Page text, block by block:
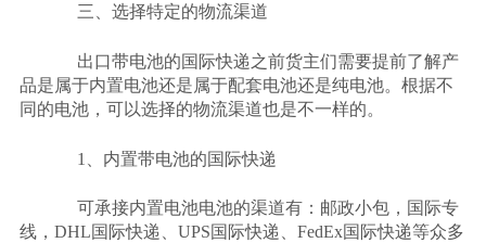
三、选择特定的物流渠道
出口带电池的国际快递之前货主们需要提前了解产
品是属于内置电池还是属于配套电池还是纯电池。根据不
同的电池，可以选择的物流渠道也是不一样的。
1 、内置带电池的国际快递
可承接内置电池电池的渠道有：邮政小包，国际专
线， DHL国际快递、 UPS国际快递、 FedEx国际快递等众多